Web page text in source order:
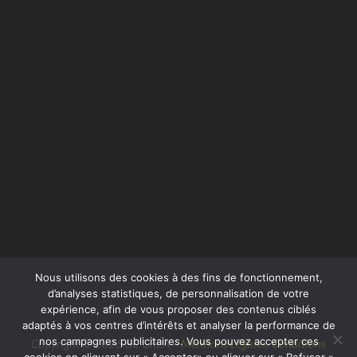
Copyright © 2026 BC CRÉA –Mentions Légales.Conditions
Nous utilisons des cookies à des fins de fonctionnement,
d’analyses statistiques, de personnalisation de votre
expérience, afin de vous proposer des contenus ciblés
adaptés à vos centres d’intérêts et analyser la performance de
nos campagnes publicitaires. Vous pouvez accepter ces